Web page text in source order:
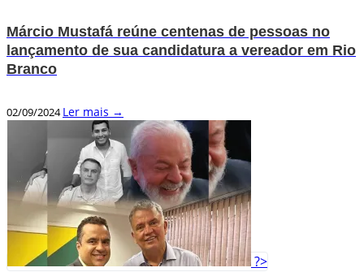
Márcio Mustafá reúne centenas de pessoas no
lançamento de sua candidatura a vereador em Rio
Branco
02/09/2024Ler mais →
?>